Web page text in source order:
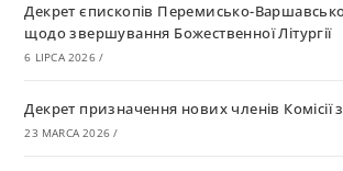
Декрет єпископів Перемисько-
щодо звершування Божественної Літургії
6 LIPCA 2026 /
Декрет призначення нових членів Комісії
23 MARCA 2026 /